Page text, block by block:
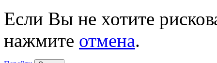
Если Вы не хотите
нажмите отмена.